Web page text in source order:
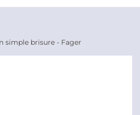
simple brisure - Fager